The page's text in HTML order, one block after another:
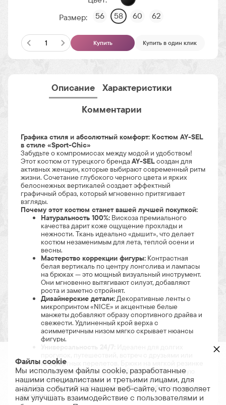
Размер:
56 58 60 62
Купить Купить в один клик
Описание
Характеристики
Комментарии
Графика стиля и абсолютный комфорт: Костюм AY-SEL
в стиле «Sport-Chic»
Забудьте о компромиссах между модой и удобством!
Этот костюм от турецкого брендаAY-SELсоздан для
активных женщин, которые выбирают современный ритм
жизни. Сочетание глубокого черного цвета и ярких
белоснежных вертикалей создает эффектный
графичный образ, который мгновенно притягивает
взгляды.
Почему этот костюм станет вашей лучшей покупкой:
Натуральность 100%: Вискоза премиального
качества дарит коже ощущение прохлады и
нежности. Ткань идеально «дышит», что делает
костюм незаменимым для лета, теплой осени и
весны.
Мастерство коррекции фигуры: Контрастная
белая вертикаль по центру лонгслива и лампасы
на брюках — это мощный визуальный инструмент.
Они мгновенно вытягивают силуэт, добавляют
роста и заметно стройнят.
Дизайнерские детали: Декоративные ленты с
микропринтом «NICE» и акцентные белые
манжеты добавляют образу спортивного драйва и
свежести. Удлиненный крой верха с
асимметричным низом мягко скрывает нюансы
фигуры.
комфортных перелетов. Брюки на мягкой резинке
и свободный крой верха обеспечивают полную
свободу движений.
AY-SEL — почувствуйте свободу быть собой в каждом
движении!
Файлы cookie
Мы используем файлы cookie, разработанные
нашими специалистами и третьими лицами, для
анализа событий на нашем веб-сайте, что позволяет
нам улучшать взаимодействие с пользователями и
×